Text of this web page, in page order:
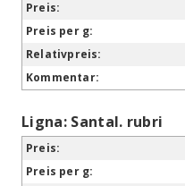
Ligna: Santal. rubri